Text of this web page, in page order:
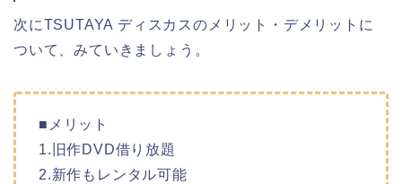
次にTSUTAYA ディスカスのメリット・デメリットに
ついて、みていきましょう。
■メリット
1.旧作DVD借り放題
2.新作もレンタル可能